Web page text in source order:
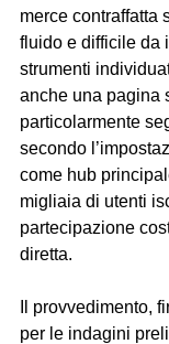
merce contraffatta
fluido e difficile da
strumenti
anche una pagina
particolarmente
secondo
come hub
migliaia di utenti
partecipazione
diretta.
Il provvedimento,
per le indagini